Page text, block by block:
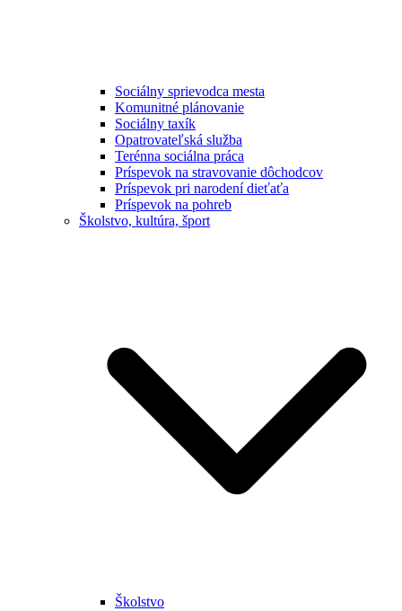
Sociálny sprievodca mesta
Komunitné plánovanie
Sociálny taxík
Opatrovateľská služba
Terénna sociálna práca
Príspevok na stravovanie dôchodcov
Príspevok pri narodení dieťaťa
Príspevok na pohreb
Školstvo, kultúra, šport
Školstvo